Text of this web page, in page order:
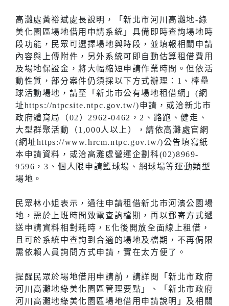
高灘處黃裕斌處長說明，「新北市河川高灘地-綠
美化園區場地借用申請系統」具備即時查詢場地時
段功能，民眾可選擇場地與時段，並填報相關申請
內容與上傳附件，另外系統可即自動估算租借費用
及場地保證金，將大幅縮短申請作業時間。但依活
動性質，部分案件仍須採以下方式辦理：1、棒壘
球活動場地，請至「新北市公有場地租借網」(網
址https://ntpcsite.ntpc.gov.tw/)申請，或洽新北市
政府體育局（02）2962-0462，2、路跑、健走、
大型群聚活動（1,000人以上），請依高灘處官網
(網址https://www.hrcm.ntpc.gov.tw/)公告填寫紙
本申請資料，或洽高灘處營運企劃科(02)8969-
9596，3、個人限申請籃球場、網球場等運動類型
場地。
民眾林小姐表示，過往申請租借新北市河濱公園場
地，需於上班時間致電查詢檔期，再以郵寄方式遞
送申請資料相對耗時，E化後開放全面線上租借，
且可於系統中查詢到合適的場地及檔期，不再侷限
需依賴人員詢問方式申請，實在太方便了。
提醒民眾於場地借用申請前，請詳閱「新北市政府
河川高灘地綠美化園區管理要點」、「新北市政府
河川高灘地綠美化園區場地借用申請說明」及相關